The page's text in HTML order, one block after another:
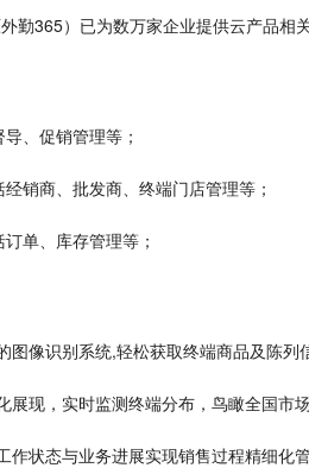
勤365）已为数万家企业提供云产品相
、促销管理等；
销商、 批发商、终端门店管理等；
单、库存管理等；
图像识别系统,轻松获取终端商品及陈列
展现，实时监测终端分布，鸟瞰全国市
作状态与业务进展实现销售过程精细化